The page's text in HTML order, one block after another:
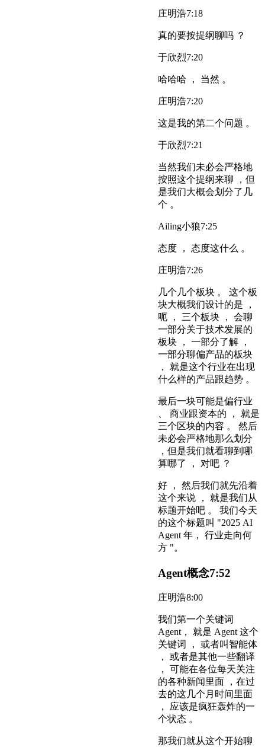
庄明浩7:18
真的要按提纲聊吗 ？
于欣烈7:20
哈哈哈 ， 当然 。
庄明浩7:20
这是我的第二个问题 。
于欣烈7:21
当然我们未必会严格地
按照这个提纲来聊 ，但
是我们大概会划分了几
个 。
Ailing小狼7:25
态度 ， 态度这什么 。
庄明浩7:26
几个几个板块 。 这个板
块大概我们设计的是 ，
呃 ， 三个板块 ， 会聊
一部分关于技术发展的
板块 ， 一部分了解 ，
一部分聊偏产品的板块
， 就是这个行业在出现
什么样的产品跟趋势 。
最后一块可能是偏行业
、 商业跟资本的 ， 就是
三个区块的内容 。 然后
未必会严格地那么划分
，但是我们就看聊到哪
算哪了 ， 对吧 ？
好 ， 然后我们就先沿着
这个来说 ， 就是我们从
标题开始吧 。 我们今天
的这个标题叫 "2025 AI
Agent 年， 行业走向何
方 "。
Agent概念7:52
庄明浩8:00
我们第一个关键词
Agent， 就是 Agent 这个
关键词 ， 或者叫智能体
， 或者是其他一些翻译
， 可能在各位每天关注
的各种新闻里面 ，在过
去的这几个月时间里面
， 应该是疯狂轰炸的一
个状态 。
那我们就从这个开始聊